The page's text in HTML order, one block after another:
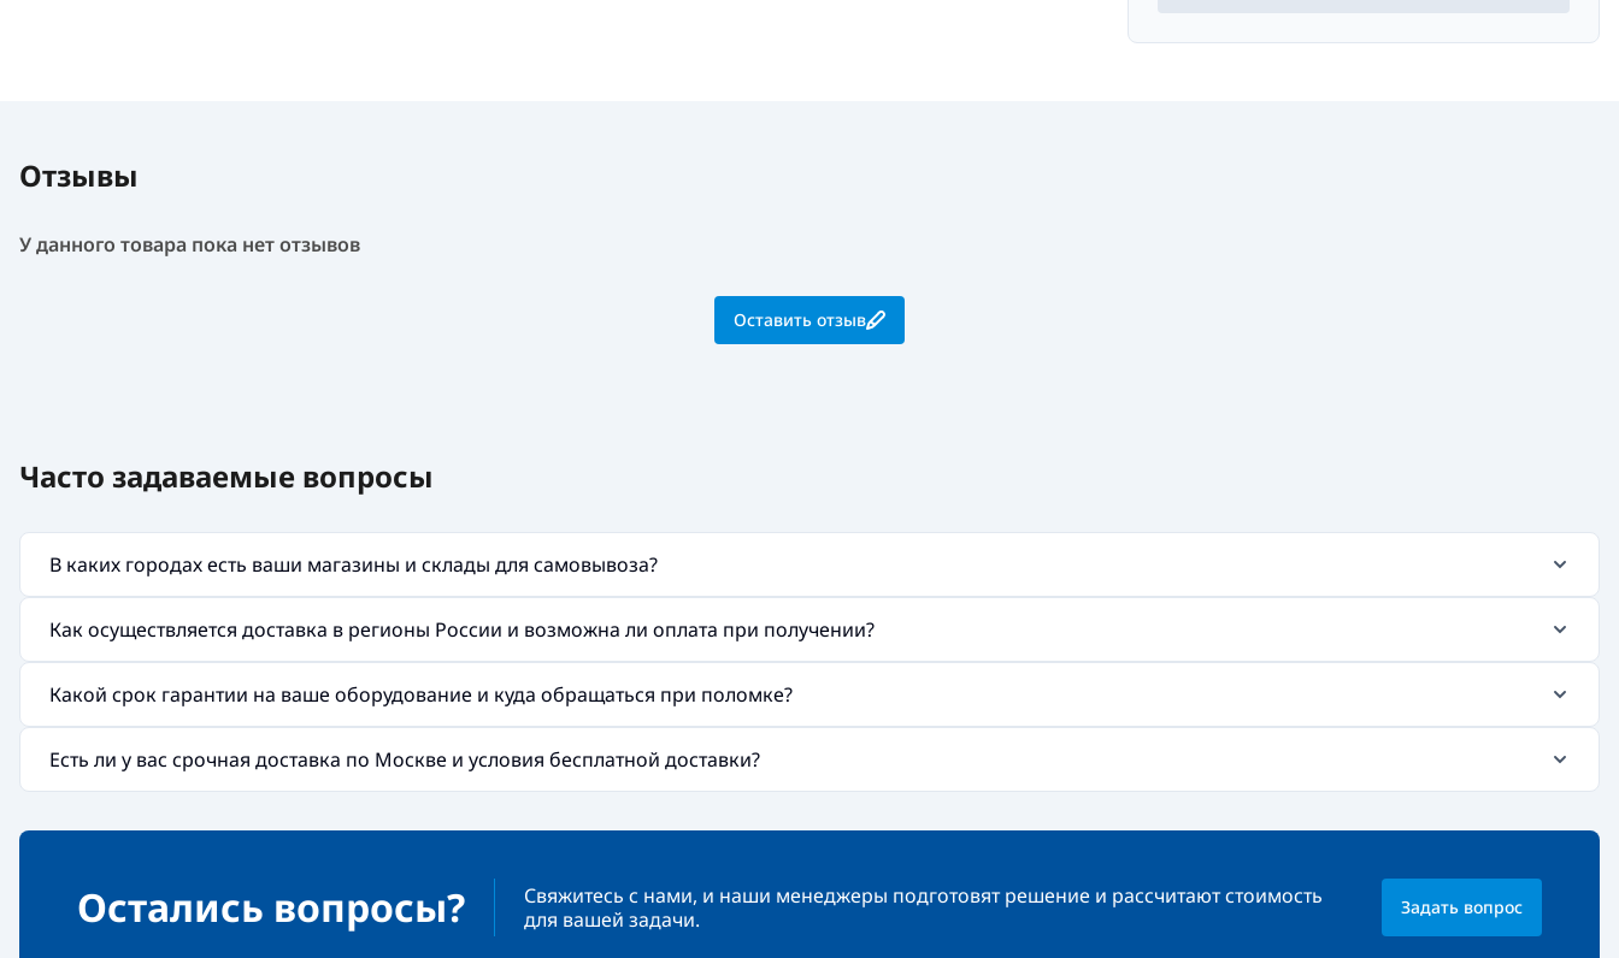
Отзывы
У данного товара пока нет отзывов
Оставить отзыв
Часто задаваемые вопросы
В каких городах есть ваши магазины и склады для самовывоза?
Как осуществляется доставка в регионы России и возможна ли оплата при получении?
Какой срок гарантии на ваше оборудование и куда обращаться при поломке?
Есть ли у вас срочная доставка по Москве и условия бесплатной доставки?
Остались вопросы?
Свяжитесь с нами, и наши менеджеры подготовят решение и рассчитают стоимость
для вашей задачи.
Задать вопрос